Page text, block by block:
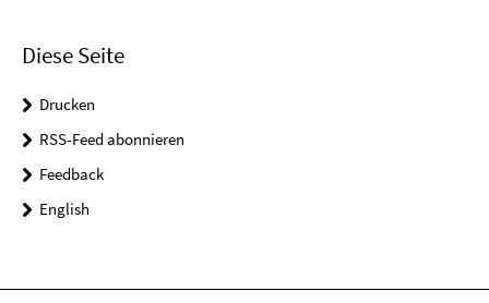
Diese Seite
Drucken
RSS-Feed abonnieren
Feedback
English